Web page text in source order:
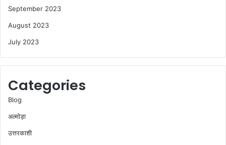
September 2023
August 2023
July 2023
Categories
Blog
अल्मोड़ा
उत्तरकाशी